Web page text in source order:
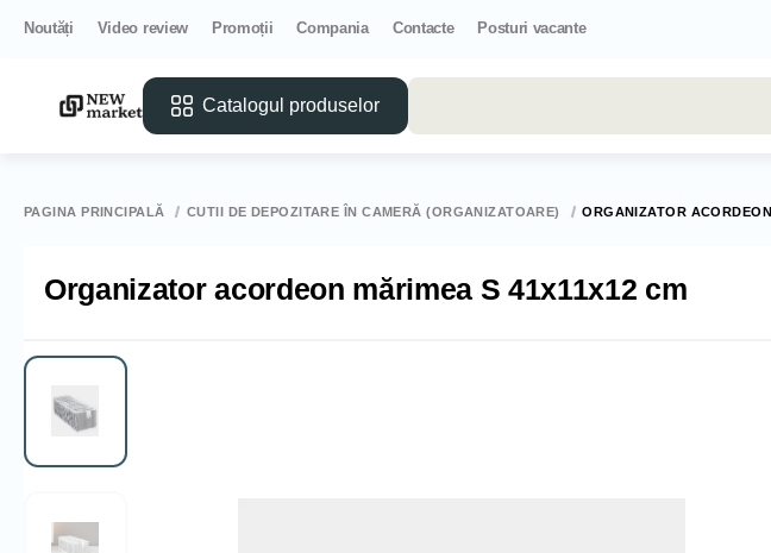
Noutăți Video review Promoții Compania Contacte Posturi vacante
Catalogul produselor
PAGINA PRINCIPALĂ CUTII DE DEPOZITARE ÎN CAMERĂ (ORGANIZATOARE) ORGANIZATOR
Organizator acordeon mărimea S 41x11x12 cm